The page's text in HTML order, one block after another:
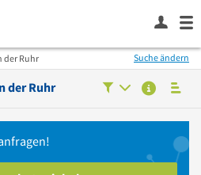
der Ruhr
der Ruhr
Suche ändern